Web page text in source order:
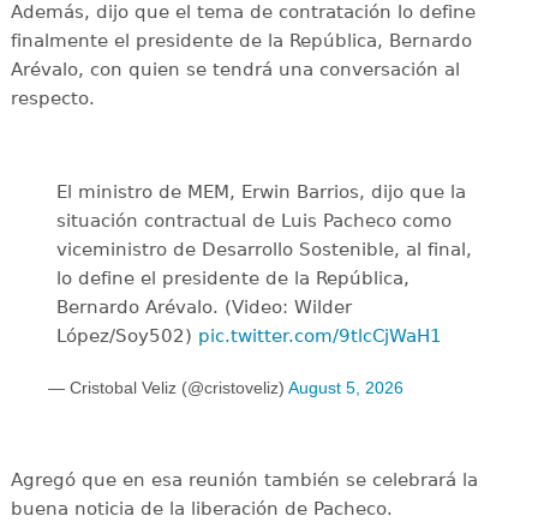
Además, dijo que el tema de contratación lo define
finalmente el presidente de la República, Bernardo
Arévalo, con quien se tendrá una conversación al
respecto.
El ministro de MEM, Erwin Barrios, dijo que la
situación contractual de Luis Pacheco como
viceministro de Desarrollo Sostenible, al final,
lo define el presidente de la República,
Bernardo Arévalo. (Video: Wilder
López/Soy502) pic.twitter.com/9tlcCjWaH1
— Cristobal Veliz (@cristoveliz) August 5, 2026
Agregó que en esa reunión también se celebrará la
buena noticia de la liberación de Pacheco.